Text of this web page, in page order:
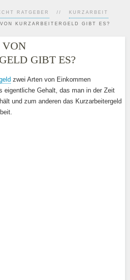
RATGEBER KURZARBEIT
KURZARBEITERGELD GIBT ES?
VON
GIBT ES?
zwei Arten von Einkommen
eigentliche Gehalt, das man in der Zeit
und zum anderen das Kurzarbeitergeld